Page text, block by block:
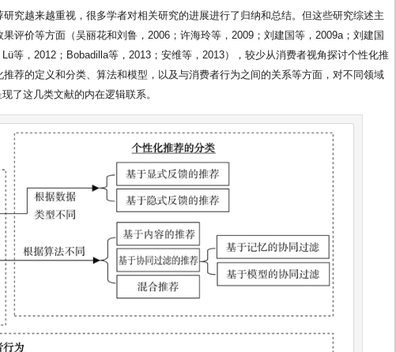
究越来越重视，很多学者对相关研究的进展进行了归纳和总结。但这些研究综述主
评价等方面（吴丽花和刘鲁，2006；许海玲等，2009；刘建国等，2009a；刘建国
等，2012；Bobadilla等，2013；安维等，2013），较少从消费者视角探讨个性化推
荐的定义和分类、算法和模型，以及与消费者行为之间的关系等方面，对不同领域
现了这几类文献的内在逻辑联系。